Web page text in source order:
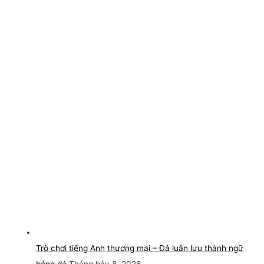
Trò chơi tiếng Anh thương mại – Đá luân lưu thành ngữ